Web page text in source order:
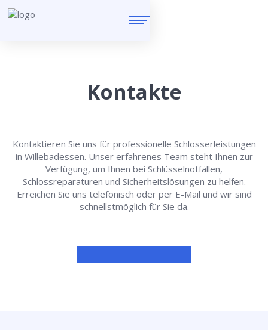
Kontakte
Kontaktieren Sie uns für professionelle Schlosserleistungen
in Willebadessen. Unser erfahrenes Team steht Ihnen zur
Verfügung, um Ihnen bei Schlüsselnotfällen,
Schlossreparaturen und Sicherheitslösungen zu helfen.
Erreichen Sie uns telefonisch oder per E-Mail und wir sind
schnellstmöglich für Sie da.